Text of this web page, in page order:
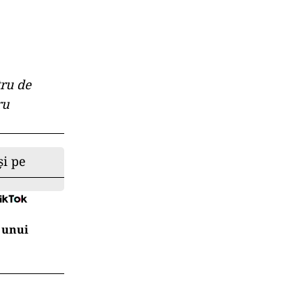
de
pe
unui